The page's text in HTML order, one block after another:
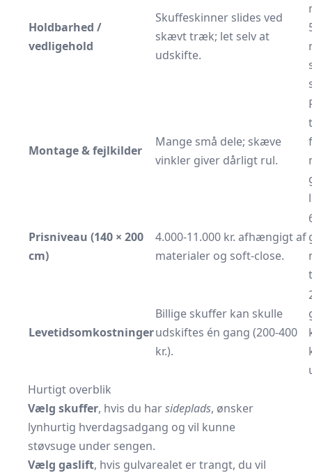
Holdbarhed /
vedligehold
Skuffeskinner slides ved
skævt træk; let selv at
udskifte.
Montage & fejlkilder
Mange små dele; skæve
vinkler giver dårligt rul.
Prisniveau (140 × 200
cm)
4.000-11.000 kr. afhængigt af
materialer og soft-close.
Levetidsomkostninger
Billige skuffer kan skulle
udskiftes én gang (200-400
kr.).
Hurtigt overblik
Vælg skuffer, hvis du harsideplads, ønsker
lynhurtig hverdagsadgang og vil kunne
støvsuge under sengen.
Vælg gaslift, hvis gulvarealet er trangt, du vil